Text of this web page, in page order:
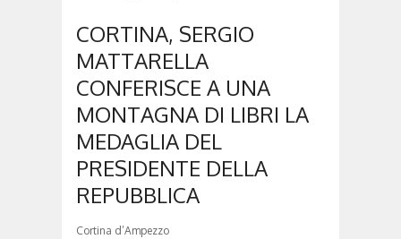
CORTINA, SERGIO
MATTARELLA
CONFERISCE A UNA
MONTAGNA DI LIBRI LA
MEDAGLIA DEL
PRESIDENTE DELLA
REPUBBLICA
Cortina d’Ampezzo